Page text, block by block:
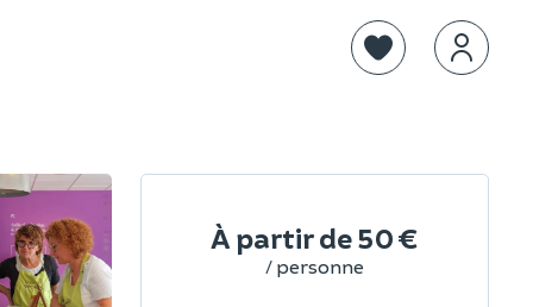
À partir de50 €
/ personne